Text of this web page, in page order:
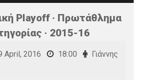
Playoff · Πρωτάθλημα
· 2015-16
April, 2016 18:00
Γιάννης